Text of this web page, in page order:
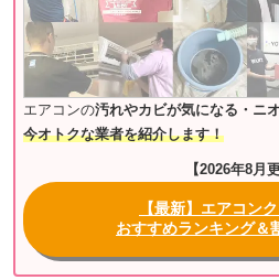
エアコンの汚れやカビが気になる・ニ
今オトクな業者を紹介します！
【2026年8月
【最新】エアコン
おすすめランキング＆